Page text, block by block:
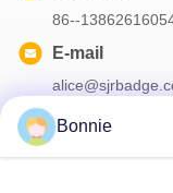
86--
E-mail
Bonnie